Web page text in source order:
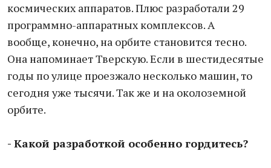
космических аппаратов. Плюс разработали 29
программно-аппаратных комплексов. А
вообще, конечно, на орбите становится тесно.
Она напоминает Тверскую. Если в шестидесятые
годы по улице проезжало несколько машин, то
сегодня уже тысячи. Так же и на околоземной
орбите.
- Какой разработкой особенно гордитесь?